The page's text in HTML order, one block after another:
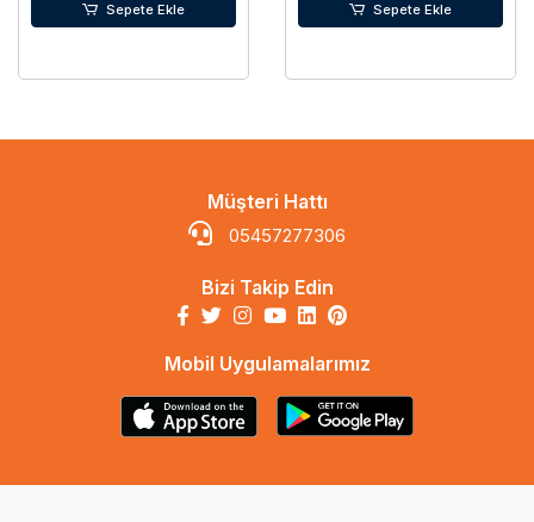
Sepete Ekle Sepete Ekle
Müşteri Hattı
05457277306
Bizi Takip Edin
Mobil Uygulamalarımız